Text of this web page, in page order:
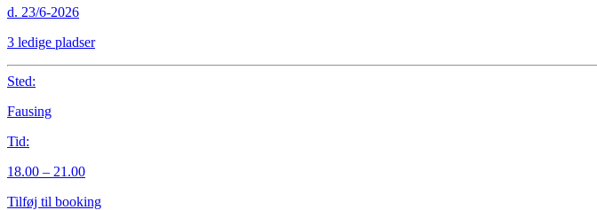
d. 23/6-2026
3 ledige pladser
Sted:
Fausing
Tid:
18.00 – 21.00
Tilføj til booking